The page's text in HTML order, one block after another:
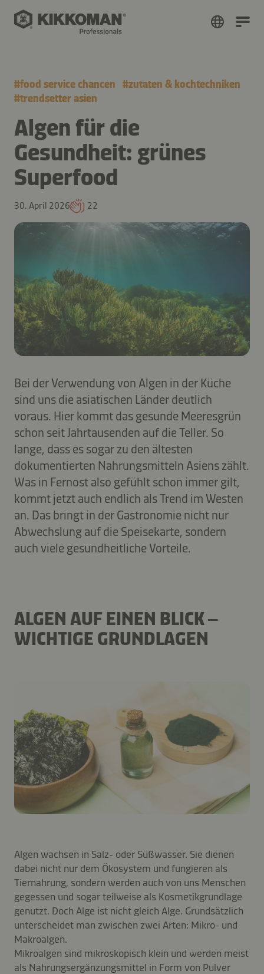
#food service chancen #zutaten & kochtechniken
#trendsetter asien
Algen für die
Gesundheit: grünes
Superfood
30. April 2026 22
Bei der Verwendung von Algen in der Küche
sind uns die asiatischen Länder deutlich
voraus. Hier kommt das gesunde Meeresgrün
schon seit Jahrtausenden auf die Teller. So
lange, dass es sogar zu den ältesten
dokumentierten Nahrungsmitteln Asiens zählt.
Was in Fernost also gefühlt schon immer gilt,
kommt jetzt auch endlich als Trend im Westen
an. Das bringt in der Gastronomie nicht nur
Abwechslung auf die Speisekarte, sondern
auch viele gesundheitliche Vorteile.
ALGEN AUF EINEN BLICK –
WICHTIGE GRUNDLAGEN
Algen wachsen in Salz- oder Süßwasser. Sie dienen
dabei nicht nur dem Ökosystem und fungieren als
Tiernahrung, sondern werden auch von uns Menschen
gegessen und sogar teilweise als Kosmetikgrundlage
genutzt. Doch Alge ist nicht gleich Alge. Grundsätzlich
unterscheidet man zwischen zwei Arten: Mikro- und
Makroalgen.
Mikroalgen sind mikroskopisch klein und werden meist
als Nahrungsergänzungsmittel in Form von Pulver